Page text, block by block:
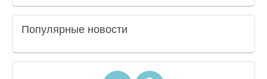
Популярные новости